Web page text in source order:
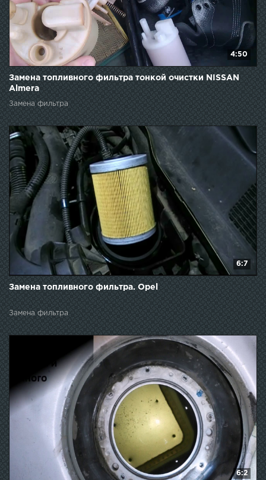
4:50
Замена топливного фильтра тонкой очистки NISSAN
Almera
Замена фильтра
6:7
Замена топливного фильтра. Opel
Замена фильтра
6:2